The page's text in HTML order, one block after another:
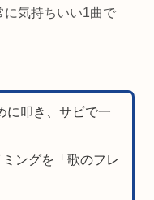
に気持ちいい1曲で
に叩き、サビで一
ングを「歌のフレ